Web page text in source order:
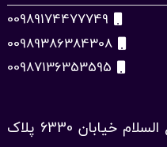
00989174477749
00989386384308
00987136353595
عمان، مسقط معبیله، شارع السلام خیابان 6330 پلاک